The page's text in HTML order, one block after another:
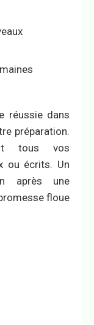
réussie dans
préparation.
tous vos
ou écrits. Un
après une
floue